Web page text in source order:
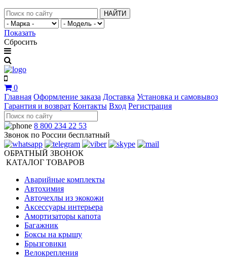
НАЙТИ
Показать
Сбросить
0
Главная Оформление заказа Доставка Установка и самовывоз
Гарантия и возврат Контакты Вход Регистрация
8 800 234 22 53
Звонок по России бесплатный
ОБРАТНЫЙ ЗВОНОК
КАТАЛОГ ТОВАРОВ
Аварийные комплекты
Автохимия
Авточехлы из экокожи
Аксессуары интерьера
Амортизаторы капота
Багажник
Боксы на крышу
Брызговики
Велокрепления